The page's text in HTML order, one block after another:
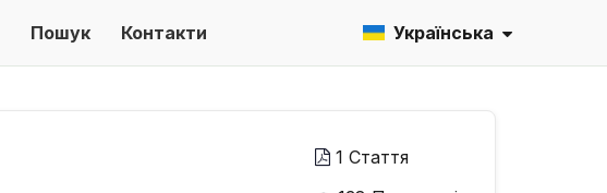
Пошук Контакти Українська
1 Стаття